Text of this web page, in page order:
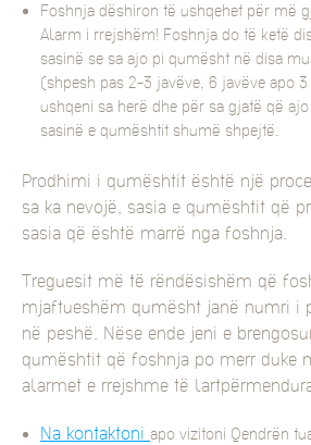
Foshnja dëshiron të ushqehet për më
Alarm i rrejshëm! Foshnja do të ketë
sasinë se sa ajo pi qumësht në disa
(shpesh pas 2-3 javëve, 6 javëve apo
ushqeni sa herë dhe për sa gjatë që
sasinë e qumështit shumë shpejtë.
Prodhimi i qumështit është një
sa ka nevojë, sasia e qumështit që
sasia që është marrë nga foshnja.
Treguesit më të rëndësishëm që
mjaftueshëm qumësht janë numri i
në peshë. Nëse ende jeni e
qumështit që foshnja po merr duke
alarmet e rrejshme të
Na kontaktoni apo vizitoni Qendrën